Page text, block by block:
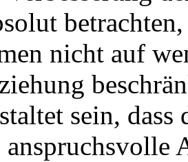
nicht auf
sein,